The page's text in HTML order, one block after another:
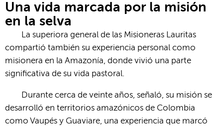
Una vida marcada por la misión
en la selva
La superiora general de las Misioneras Lauritas
compartió también su experiencia personal como
misionera en la Amazonía, donde vivió una parte
significativa de su vida pastoral.
Durante cerca de veinte años, señaló, su misión se
desarrolló en territorios amazónicos de Colombia
como Vaupés y Guaviare, una experiencia que marcó